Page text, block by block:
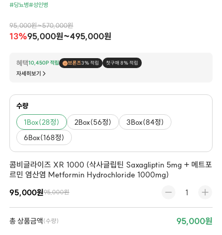
#당뇨병#성인병
95,000원~570,000원
13%95,000원~495,000원
혜택10,450P 적립 브론즈3% 적립 첫구매 8% 적립
자세히보기
수량
1Box(28정) 2Box(56정)
3Box(84정)
6Box(168정)
콤비글라이즈 XR 1000 (삭사글립틴 Saxagliptin 5mg + 메트포
르민 염산염 Metformin Hydrochloride 1000mg)
95,000원95,000원
총 상품금액(수량) 95,000원